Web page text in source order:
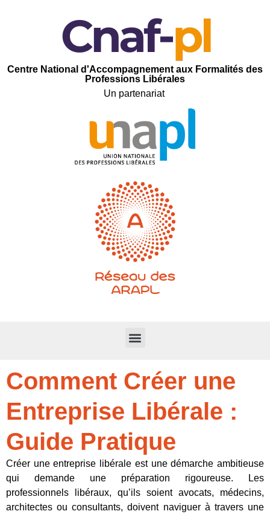
Centre National d'Accompagnement aux Formalités des
Professions Libérales
Un partenariat
Comment Créer une
Entreprise Libérale :
Guide Pratique
Créer une entreprise libérale est une démarche ambitieuse
qui demande une préparation rigoureuse. Les
professionnels libéraux, qu’ils soient avocats, médecins,
architectes ou consultants, doivent naviguer à travers une